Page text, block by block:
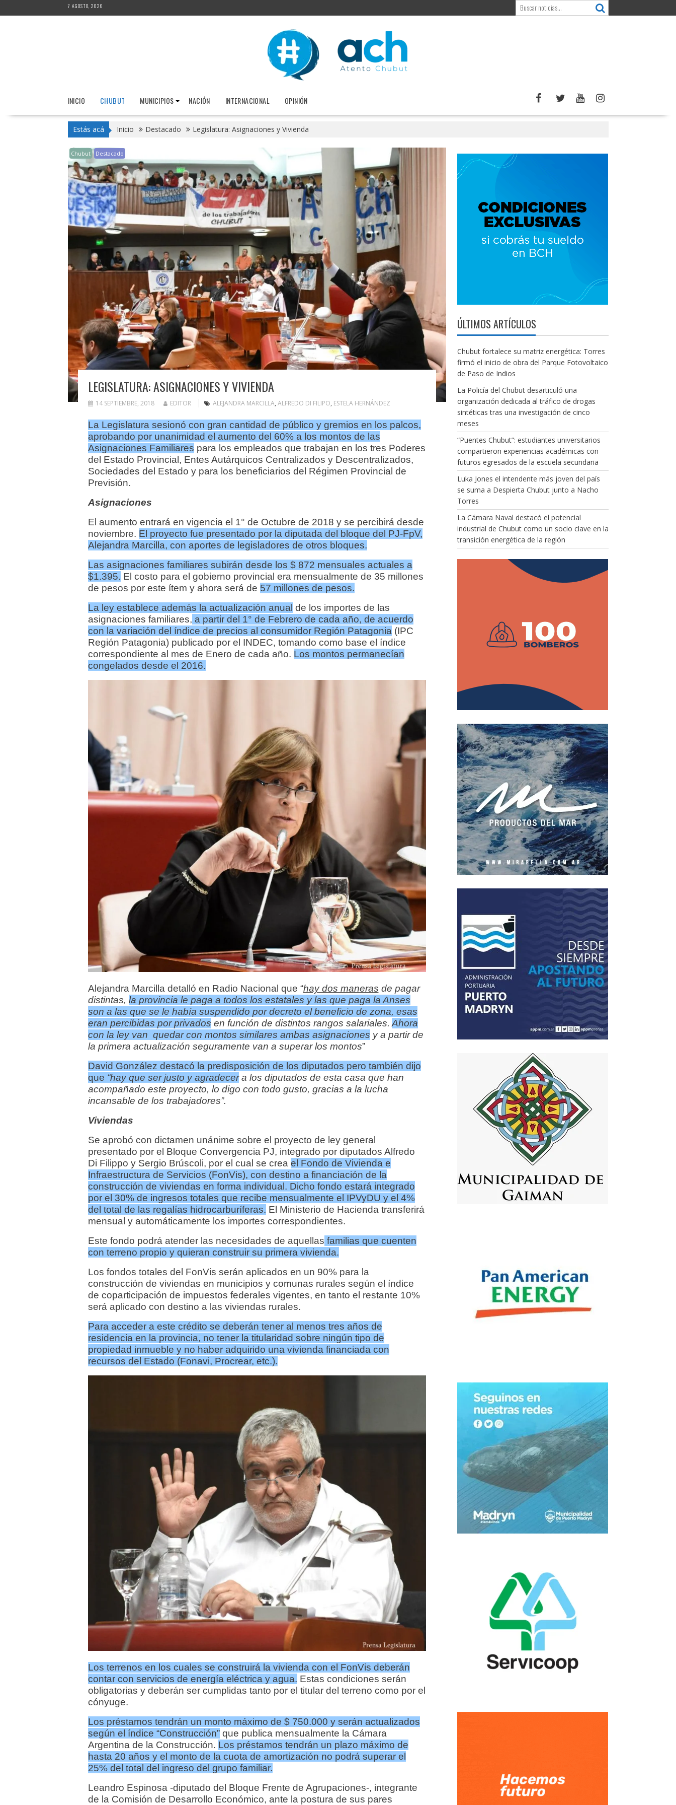
al
7 AGOSTO, 2026
INICIO CHUBUT MUNICIPIOS NACIÓN INTERNACIONAL OPINIÓN
Estás acá Inicio Destacado Legislatura: Asignaciones y Vivienda
Chubut Destacado
LEGISLATURA: ASIGNACIONES Y VIVIENDA
14 SEPTIEMBRE, 2018 EDITOR ALEJANDRA MARCILLA, ALFREDO DI FILIPO, ESTELA HERNÁNDEZ
La Legislatura sesionó con gran cantidad de público y gremios en los palcos,
aprobando por unanimidad el aumento del 60% a los montos de las
Asignaciones Familiares para los empleados que trabajan en los tres Poderes
del Estado Provincial, Entes Autárquicos Centralizados y Descentralizados,
Sociedades del Estado y para los beneficiarios del Régimen Provincial de
Previsión.
Asignaciones
El aumento entrará en vigencia el 1° de Octubre de 2018 y se percibirá desde
noviembre. El proyecto fue presentado por la diputada del bloque del PJ-FpV,
Alejandra Marcilla, con aportes de legisladores de otros bloques.
Las asignaciones familiares subirán desde los $ 872 mensuales actuales a
$1.395. El costo para el gobierno provincial era mensualmente de 35 millones
de pesos por este ítem y ahora será de 57 millones de pesos.
La ley establece además la actualización anual de los importes de las
asignaciones familiares, a partir del 1° de Febrero de cada año, de acuerdo
con la variación del índice de precios al consumidor Región Patagonia(IPC
Región Patagonia) publicado por el INDEC, tomando como base el índice
correspondiente al mes de Enero de cada año. Los montos permanecían
congelados desde el 2016.
Alejandra Marcilla detalló en Radio Nacional que “hay dos maneras de pagar
distintas, la provincia le paga a todos los estatales y las que paga la Anses
son a las que se le había suspendido por decreto el beneficio de zona, esas
eran percibidas por privados en función de distintos rangos salariales. Ahora
con la ley van quedar con montos similares ambas asignaciones y a partir de
la primera actualización seguramente van a superar los montos”
David González destacó la predisposición de los diputados pero también dijo
que “hay que ser justo y agradecera los diputados de esta casa que han
acompañado este proyecto, lo digo con todo gusto, gracias a la lucha
incansable de los trabajadores”.
Viviendas
Se aprobó con dictamen unánime sobre el proyecto de ley general
presentado por el Bloque Convergencia PJ, integrado por diputados Alfredo
Di Filippo y Sergio Brúscoli, por el cual se crea el Fondo de Vivienda e
Infraestructura de Servicios (FonVis), con destino a financiación de la
construcción de viviendas en forma individual. Dicho fondo estará integrado
por el 30% de ingresos totales que recibe mensualmente el IPVyDU y el 4%
del total de las regalías hidrocarburíferas. El Ministerio de Hacienda transferirá
mensual y automáticamente los importes correspondientes.
Este fondo podrá atender las necesidades de aquellas familias que cuenten
con terreno propio y quieran construir su primera vivienda.
Los fondos totales del FonVis serán aplicados en un 90% para la
construcción de viviendas en municipios y comunas rurales según el índice
de coparticipación de impuestos federales vigentes, en tanto el restante 10%
será aplicado con destino a las viviendas rurales.
Para acceder a este crédito se deberán tener al menos tres años de
residencia en la provincia, no tener la titularidad sobre ningún tipo de
propiedad inmueble y no haber adquirido una vivienda financiada con
recursos del Estado (Fonavi, Procrear, etc.).
Los terrenos en los cuales se construirá la vivienda con el FonVis deberán
contar con servicios de energía eléctrica y agua. Estas condiciones serán
obligatorias y deberán ser cumplidas tanto por el titular del terreno como por el
cónyuge.
Los préstamos tendrán un monto máximo de $ 750.000 y serán actualizados
según el índice “Construcción”que publica mensualmente la Cámara
Argentina de la Construcción. Los préstamos tendrán un plazo máximo de
hasta 20 años y el monto de la cuota de amortización no podrá superar el
25% del total del ingreso del grupo familiar.
Leandro Espinosa -diputado del Bloque Frente de Agrupaciones-, integrante
de la Comisión de Desarrollo Económico, ante la postura de sus pares
ÚLTIMOS ARTÍCULOS
Chubut fortalece su matriz energética: Torres
firmó el inicio de obra del Parque Fotovoltaico
de Paso de Indios
La Policía del Chubut desarticuló una
organización dedicada al tráfico de drogas
sintéticas tras una investigación de cinco
meses
“Puentes Chubut”: estudiantes universitarios
compartieron experiencias académicas con
futuros egresados de la escuela secundaria
Luka Jones el intendente más joven del país
se suma a Despierta Chubut junto a Nacho
Torres
La Cámara Naval destacó el potencial
industrial de Chubut como un socio clave en la
transición energética de la región